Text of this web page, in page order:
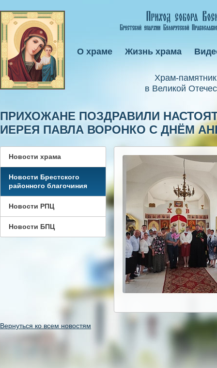
Xрам-
в Великой
О храме Жизнь храма
ПРИХОЖАНЕ ПОЗДРАВИЛИ
ИЕРЕЯ ПАВЛА ВОРОНКО С ДНЁМ
Новости храма
Новости Брестского
районного благочиния
Новости РПЦ
Новости БПЦ
Вернуться ко всем новостям